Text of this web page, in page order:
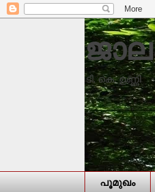
ടി. കെ. ഉണ്ണി
പൂമുഖം